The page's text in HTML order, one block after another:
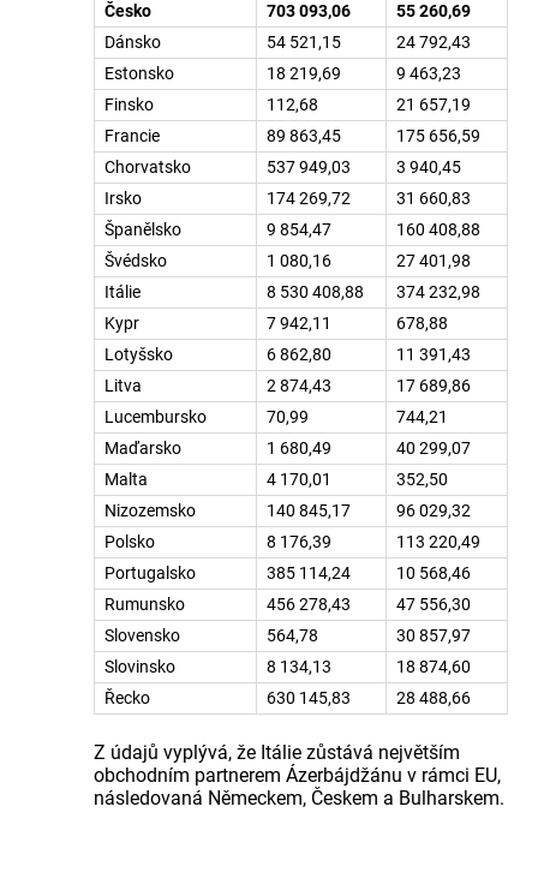
Česko
703 093,06
55 260,69
Dánsko
54 521,15
24 792,43
Estonsko
18 219,69
9 463,23
Finsko
112,68
21 657,19
Francie
89 863,45
175 656,59
Chorvatsko
537 949,03
3 940,45
Irsko
174 269,72
31 660,83
Španělsko
9 854,47
160 408,88
Švédsko
1 080,16
27 401,98
Itálie
8 530 408,88
374 232,98
Kypr
7 942,11
678,88
Lotyšsko
6 862,80
11 391,43
Litva
2 874,43
17 689,86
Lucembursko
70,99
744,21
Maďarsko
1 680,49
40 299,07
Malta
4 170,01
352,50
Nizozemsko
140 845,17
96 029,32
Polsko
8 176,39
113 220,49
Portugalsko
385 114,24
10 568,46
Rumunsko
456 278,43
47 556,30
Slovensko
564,78
30 857,97
Slovinsko
8 134,13
18 874,60
Řecko
630 145,83 28 488,66
Z údajů vyplývá, že Itálie zůstává největším
obchodním partnerem Ázerbájdžánu v rámci EU,
následovaná Německem, Českem a Bulharskem.